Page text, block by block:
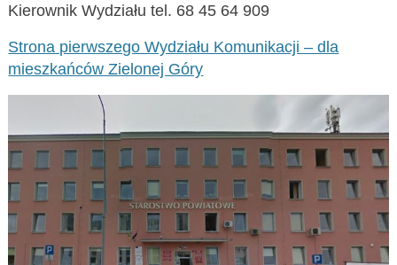
Kierownik Wydziału tel. 68 45 64 909
Strona pierwszego Wydziału Komunikacji – dla
mieszkańców Zielonej Góry